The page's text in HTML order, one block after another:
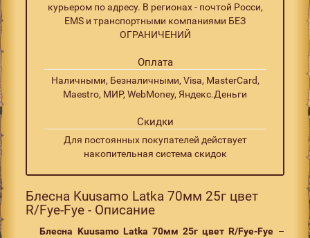
курьером по адресу. В регионах - почтой Росси,
EMS и транспортными компаниями БЕЗ
ОГРАНИЧЕНИЙ
Оплата
Наличными, Безналичными, Visa, MasterCard,
Maestro, МИР, WebMoney, Яндекс.Деньги
Скидки
Для постоянных покупателей действует
накопительная система скидок
Блесна Kuusamo Latka 70мм 25г цвет
R/Fye-Fye - Описание
Блесна Kuusamo Latka 70мм 25г цвет R/Fye-Fye –